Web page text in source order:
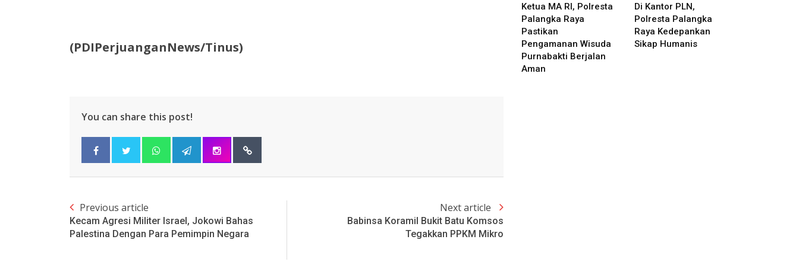
(PDIPerjuanganNews/Tinus)
You can share this post!
Previous article
Kecam Agresi Militer Israel, Jokowi Bahas
Palestina Dengan Para Pemimpin Negara
Next article
Babinsa Koramil Bukit Batu Komsos
Tegakkan PPKM Mikro
Ketua MA RI, Polresta
Palangka Raya
Pastikan
Pengamanan Wisuda
Purnabakti Berjalan
Aman
Di Kantor PLN,
Polresta Palangka
Raya Kedepankan
Sikap Humanis